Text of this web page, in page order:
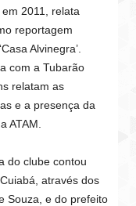
2011, relata
reportagem
Alvinegra’.
com a Tubarão
relatam as
e a presença da
ATAM.
do clube contou
através dos
Souza, e do prefeito